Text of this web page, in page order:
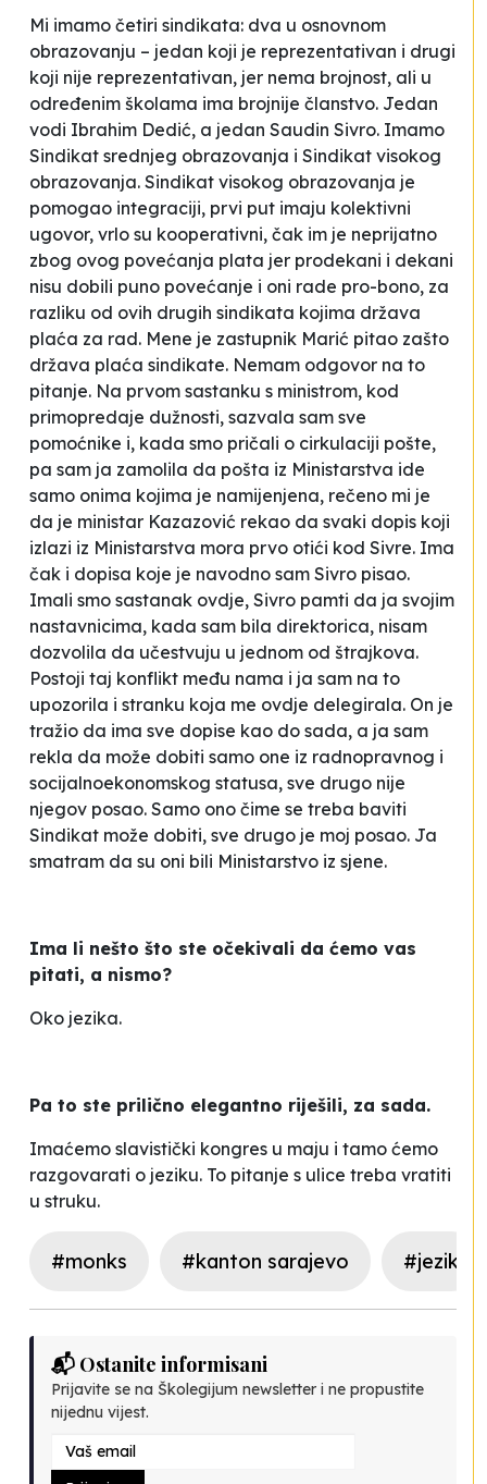
Mi imamo četiri sindikata: dva u osnovnom
obrazovanju – jedan koji je reprezentativan i drugi
koji nije reprezentativan, jer nema brojnost, ali u
određenim školama ima brojnije članstvo. Jedan
vodi Ibrahim Dedić, a jedan Saudin Sivro. Imamo
Sindikat srednjeg obrazovanja i Sindikat visokog
obrazovanja. Sindikat visokog obrazovanja je
pomogao integraciji, prvi put imaju kolektivni
ugovor, vrlo su kooperativni, čak im je neprijatno
zbog ovog povećanja plata jer prodekani i dekani
nisu dobili puno povećanje i oni rade pro-bono, za
razliku od ovih drugih sindikata kojima država
plaća za rad. Mene je zastupnik Marić pitao zašto
država plaća sindikate. Nemam odgovor na to
pitanje. Na prvom sastanku s ministrom, kod
primopredaje dužnosti, sazvala sam sve
pomoćnike i, kada smo pričali o cirkulaciji pošte,
pa sam ja zamolila da pošta iz Ministarstva ide
samo onima kojima je namijenjena, rečeno mi je
da je ministar Kazazović rekao da svaki dopis koji
izlazi iz Ministarstva mora prvo otići kod Sivre. Ima
čak i dopisa koje je navodno sam Sivro pisao.
Imali smo sastanak ovdje, Sivro pamti da ja svojim
nastavnicima, kada sam bila direktorica, nisam
dozvolila da učestvuju u jednom od štrajkova.
Postoji taj konflikt među nama i ja sam na to
upozorila i stranku koja me ovdje delegirala. On je
tražio da ima sve dopise kao do sada, a ja sam
rekla da može dobiti samo one iz radnopravnog i
socijalnoekonomskog statusa, sve drugo nije
njegov posao. Samo ono čime se treba baviti
Sindikat može dobiti, sve drugo je moj posao. Ja
smatram da su oni bili Ministarstvo iz sjene.
Ima li nešto što ste očekivali da ćemo vas
pitati, a nismo?
Oko jezika.
Pa to ste prilično elegantno riješili, za sada.
Imaćemo slavistički kongres u maju i tamo ćemo
razgovarati o jeziku. To pitanje s ulice treba vratiti
u struku.
#monks #kanton sarajevo #jezik
📬 Ostanite informisani
Prijavite se na Školegijum newsletter i ne propustite
nijednu vijest.